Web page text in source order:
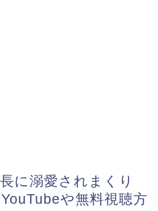
に溺愛されまくり
や無料視聴方